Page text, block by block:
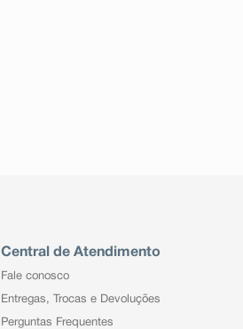
Central de Atendimento
Fale conosco
Entregas, Trocas e Devoluções
Perguntas Frequentes